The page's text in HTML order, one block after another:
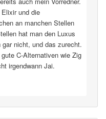
und die
an manchen Stellen
hat man den Luxus
nicht, und das zurecht.
C-Alternativen wie Zig
irgendwann Jai.